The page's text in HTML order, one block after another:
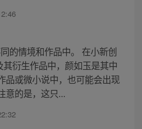
的情境和作品中。 在小新创
衍生作品中，颜如玉是其中
品或微小说中，也可能会出现
意的是，这只...